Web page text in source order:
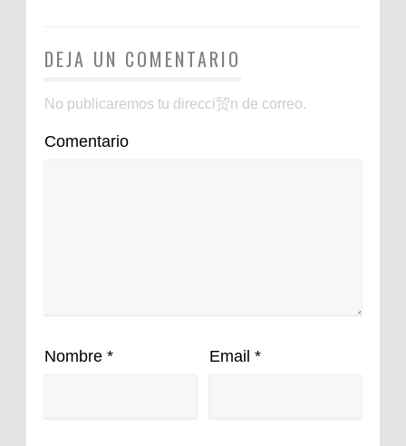
DEJA UN COMENTARIO
No publicaremos tu direcci贸n de correo.
Comentario
Nombre * Email *